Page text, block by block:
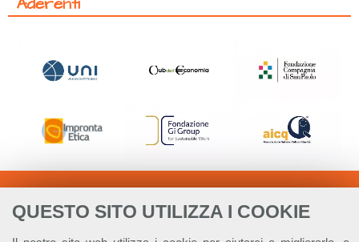
QUESTO SITO UTILIZZA I COOKIE